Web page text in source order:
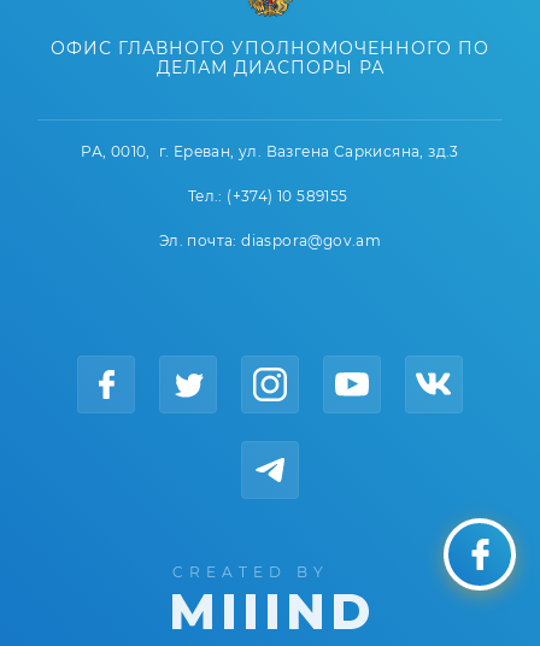
ОФИС ГЛАВНОГО УПОЛНОМОЧЕННОГО ПО
ДЕЛАМ ДИАСПОРЫ РА
РА, 0010, г. Ереван, ул. Вазгена Саркисяна, зд.3
Тел.: (+374) 10 589155
Эл. почта: diaspora@gov.am
CREATED BY